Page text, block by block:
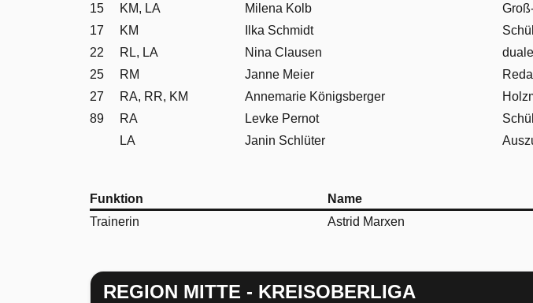
15
KM, LA Milena Kolb
17
KM Ilka Schmidt
22
RL, LA Nina Clausen
25
RM Janne Meier
27
RA, RR, KM Annemarie Königsberger
89
RA Levke Pernot
LA
Janin Schlüter
Funktion Name
Trainerin
Astrid Marxen
REGION MITTE - KREISOBERLIGA